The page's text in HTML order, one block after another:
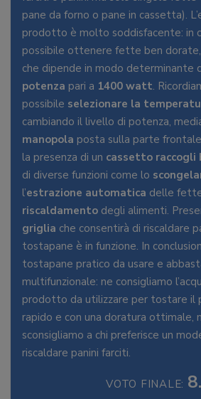
pane da forno o pane in cassetta).
prodotto è molto soddisfacente: in
possibile ottenere fette ben dorate,
che dipende in modo determinante
potenza pari a 1400 watt.
possibile selezionare la
cambiando il livello di potenza,
manopola posta sulla parte
la presenza di un cassetto raccogli
di diverse funzioni come lo
l’estrazione automatica delle
riscaldamento degli alimenti.
griglia che consentirà di riscaldare
tostapane è in funzione. In
tostapane pratico da usare e
multifunzionale: ne consigliamo
prodotto da utilizzare per tostare il
rapido e con una doratura ottimale,
sconsigliamo a chi preferisce un
riscaldare panini farciti.
VOTO FINALE: